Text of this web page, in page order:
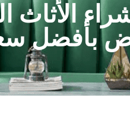
الأثاث
بأفضل